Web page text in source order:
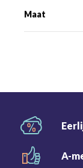
Maat
A-